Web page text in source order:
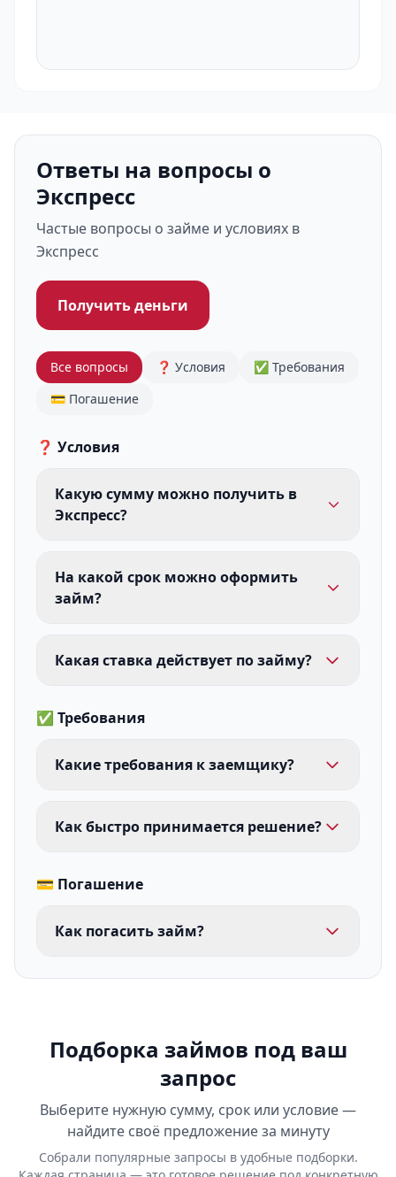
Ответы на вопросы о
Экспресс
Частые вопросы о займе и условиях в
Экспресс
Получить деньги
Все вопросы ❓ Условия
✅ Требования
💳 Погашение
❓ Условия
Какую сумму можно получить в
Экспресс?
На какой срок можно оформить
займ?
Какая ставка действует по займу?
✅ Требования
Какие требования к заемщику?
Как быстро принимается решение?
💳 Погашение
Как погасить займ?
Подборка займов под ваш
запрос
Выберите нужную сумму, срок или условие —
найдите своё предложение за минуту
Собрали популярные запросы в удобные подборки.